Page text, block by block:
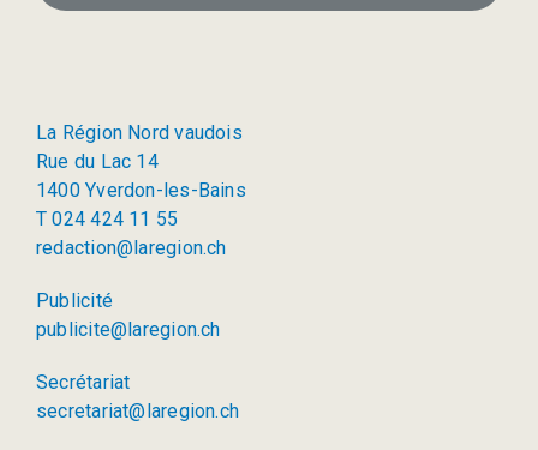
La Région Nord vaudois
Rue du Lac 14
1400 Yverdon-les-Bains
T 024 424 11 55
redaction@laregion.ch
Publicité
publicite@laregion.ch
Secrétariat
secretariat@laregion.ch